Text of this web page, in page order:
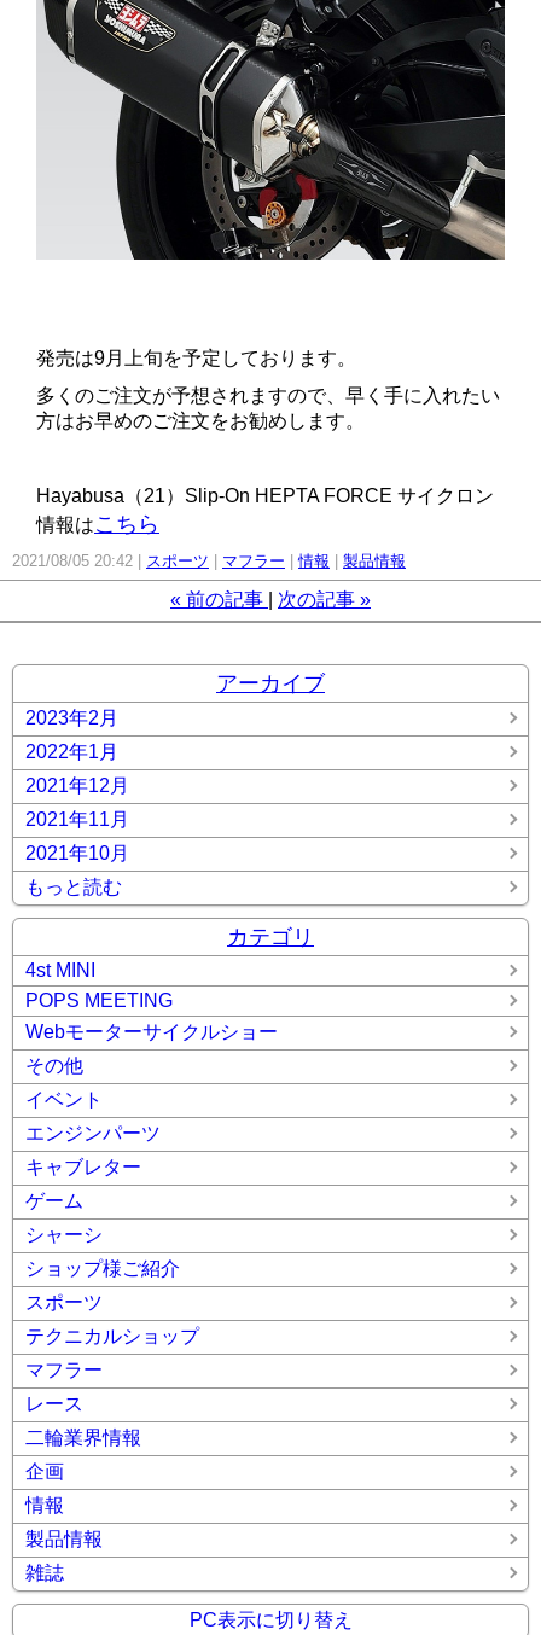
発売は9月上旬を予定しております。
多くのご注文が予想されますので、早く手に入れたい
方はお早めのご注文をお勧めします。
Hayabusa（21）Slip-On HEPTA FORCE サイクロン
情報はこちら
2021/08/05 20:42 スポーツ マフラー 情報 製品情報
« 前の記事 次の記事 »
アーカイブ
2023年2月
2022年1月
2021年12月
2021年11月
2021年10月
もっと読む
カテゴリ
4st MINI
POPS MEETING
Webモーターサイクルショー
その他
イベント
エンジンパーツ
キャブレター
ゲーム
シャーシ
ショップ様ご紹介
スポーツ
テクニカルショップ
マフラー
レース
二輪業界情報
企画
情報
製品情報
雑誌
PC表示に切り替え